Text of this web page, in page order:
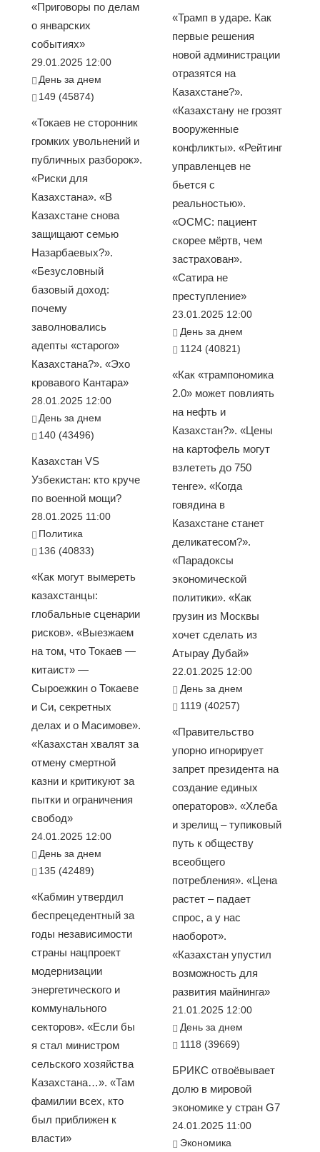
«Приговоры по делам
о январских
событиях»
29.01.2025 12:00
День за днем
149 (45874)
«Токаев не сторонник
громких увольнений и
публичных разборок».
«Риски для
Казахстана». «В
Казахстане снова
защищают семью
Назарбаевых?».
«Безусловный
базовый доход:
почему
заволновались
адепты «старого»
Казахстана?». «Эхо
кровавого Кантара»
28.01.2025 12:00
День за днем
140 (43496)
Казахстан VS
Узбекистан: кто круче
по военной мощи?
28.01.2025 11:00
Политика
136 (40833)
«Как могут вымереть
казахстанцы:
глобальные сценарии
рисков». «Выезжаем
на том, что Токаев —
китаист» —
Сыроежкин о Токаеве
и Си, секретных
делах и о Масимове».
«Казахстан хвалят за
отмену смертной
казни и критикуют за
пытки и ограничения
свобод»
24.01.2025 12:00
День за днем
135 (42489)
«Кабмин утвердил
беспрецедентный за
годы независимости
страны нацпроект
модернизации
энергетического и
коммунального
секторов». «Если бы
я стал министром
сельского хозяйства
Казахстана…». «Там
фамилии всех, кто
был приближен к
власти»
«Трамп в ударе. Как
первые решения
новой администрации
отразятся на
Казахстане?».
«Казахстану не грозят
вооруженные
конфликты». «Рейтинг
управленцев не
бьется с
реальностью».
«ОСМС: пациент
скорее мёртв, чем
застрахован».
«Сатира не
преступление»
23.01.2025 12:00
День за днем
1124 (40821)
«Как «трампономика
2.0» может повлиять
на нефть и
Казахстан?». «Цены
на картофель могут
взлететь до 750
тенге». «Когда
говядина в
Казахстане станет
деликатесом?».
«Парадоксы
экономической
политики». «Как
грузин из Москвы
хочет сделать из
Атырау Дубай»
22.01.2025 12:00
День за днем
1119 (40257)
«Правительство
упорно игнорирует
запрет президента на
создание единых
операторов». «Хлеба
и зрелищ – тупиковый
путь к обществу
всеобщего
потребления». «Цена
растет – падает
спрос, а у нас
наоборот».
«Казахстан упустил
возможность для
развития майнинга»
21.01.2025 12:00
День за днем
1118 (39669)
БРИКС отвоёвывает
долю в мировой
экономике у стран G7
24.01.2025 11:00
Экономика